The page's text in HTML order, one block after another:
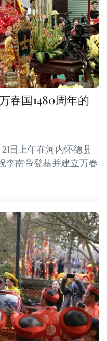
春国1480周年的
日上午在河内怀德县
李南帝登基并建立万春